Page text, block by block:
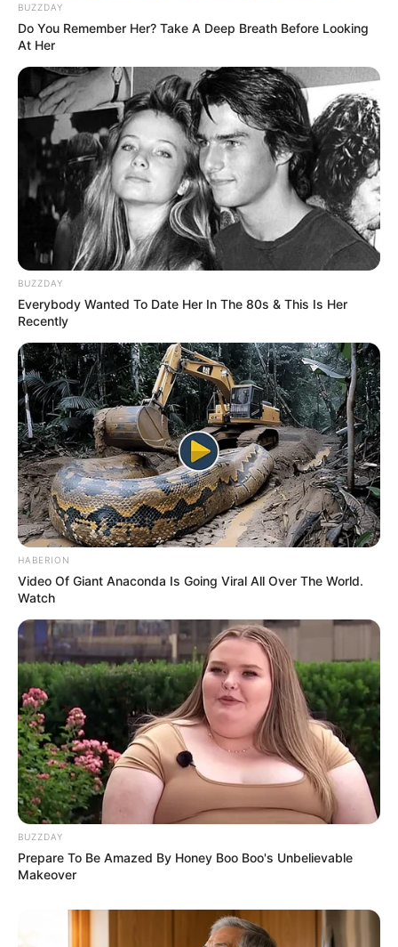
LIHAT ARTIKEL LAINNYA
Laras Kinanda Nyimas Ratu Rafa
Shenina Cinnamon Megan Domani
Beby Tsabina Salshabilla Adriani
TULIS KOMENTAR
BUZZDAY
Do You Remember Her? Take A Deep Breath Before Looking
At Her
BUZZDAY
Everybody Wanted To Date Her In The 80s & This Is Her
Recently
HABERION
Video Of Giant Anaconda Is Going Viral All Over The World.
Watch
BUZZDAY
Prepare To Be Amazed By Honey Boo Boo's Unbelievable
Makeover